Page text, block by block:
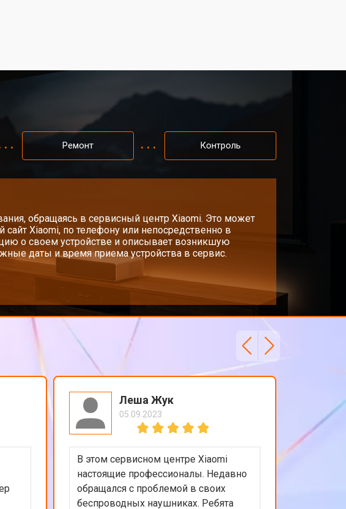
от 2000 ₽ Заказать
Ремонт Контроль
обращаясь в сервисный центр Xiaomi. Это может
Xiaomi, по телефону или непосредственно в
о своем устройстве и описывает возникшую
даты и время приема устройства в сервис.
Леша Жук
05.09.2023
В этом сервисном центре Xiaomi
настоящие профессионалы. Недавно
обращался с проблемой в своих
беспроводных наушниках. Ребята